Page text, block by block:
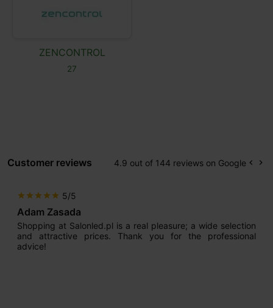
ZENCONTROL
27
Customer reviews 4.9 out of 144 reviews on Google keyboard_arrow_left keyboard_arrow_right
star star star star star 5/5
Adam Zasada
Shopping at Salonled.pl is a real pleasure; a wide selection
and attractive prices. Thank you for the professional
advice!